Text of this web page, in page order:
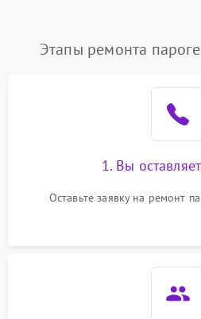
Ошибка платы управления
1200 ₽
Не подает пар 1800
Этапы ремонта
1. Вы
Оставьте заявку на ремонт